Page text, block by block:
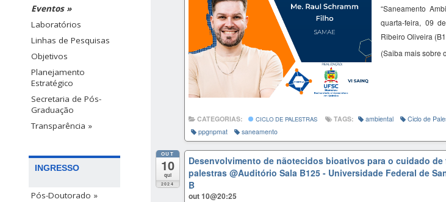
Eventos »
Laboratórios
Linhas de Pesquisas
Objetivos
Planejamento
Estratégico
Secretaria de Pós-
Graduação
Transparência »
INGRESSO
Pós-Doutorado »
“Saneamento
quarta-feira, 09
Ribeiro Oliveira
(Saiba mais sobre
CATEGORIAS: CICLO DE PALESTRAS TAGS: ambiental Ciclo de
ppgnpmat
saneamento
OUT
10
qui
2024
Desenvolvimento de nãotecidos bioativos para o cuidado de
palestras @Auditório Sala B125 - Universidade Federal de
B
out 10@20:25